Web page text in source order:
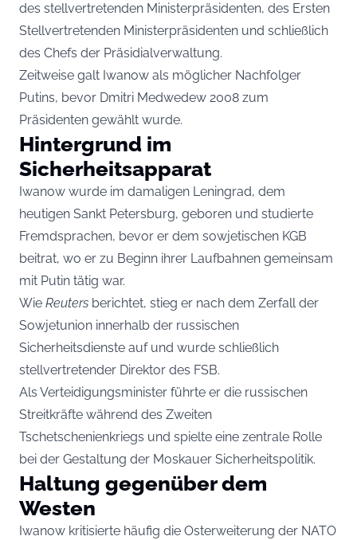
des stellvertretenden Ministerpräsidenten, des Ersten
Stellvertretenden Ministerpräsidenten und schließlich
des Chefs der Präsidialverwaltung.
Zeitweise galt Iwanow als möglicher Nachfolger
Putins, bevor Dmitri Medwedew 2008 zum
Präsidenten gewählt wurde.
Hintergrund im
Sicherheitsapparat
Iwanow wurde im damaligen Leningrad, dem
heutigen Sankt Petersburg, geboren und studierte
Fremdsprachen, bevor er dem sowjetischen KGB
beitrat, wo er zu Beginn ihrer Laufbahnen gemeinsam
mit Putin tätig war.
Wie Reuters berichtet, stieg er nach dem Zerfall der
Sowjetunion innerhalb der russischen
Sicherheitsdienste auf und wurde schließlich
stellvertretender Direktor des FSB.
Als Verteidigungsminister führte er die russischen
Streitkräfte während des Zweiten
Tschetschenienkriegs und spielte eine zentrale Rolle
bei der Gestaltung der Moskauer Sicherheitspolitik.
Haltung gegenüber dem
Westen
Iwanow kritisierte häufig die Osterweiterung der NATO